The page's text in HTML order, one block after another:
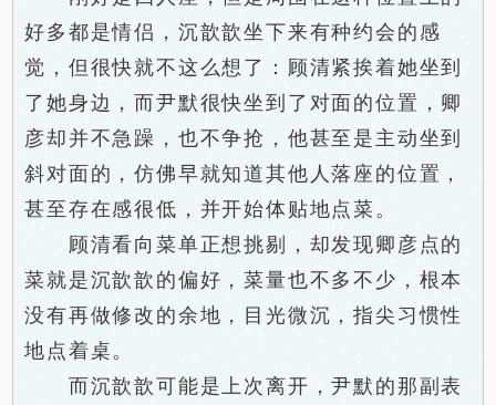
好多都是情侣，沉歆歆坐下来有种约会的感
觉，但很快就不这么想了：顾清紧挨着她坐到
了她身边，而尹默很快坐到了对面的位置，卿
彦却并不急躁，也不争抢，他甚至是主动坐到
斜对面的，仿佛早就知道其他人落座的位置，
甚至存在感很低，并开始体贴地点菜。
顾清看向菜单正想挑剔，却发现卿彦点的
菜就是沉歆歆的偏好，菜量也不多不少，根本
没有再做修改的余地，目光微沉，指尖习惯性
地点着桌。
而沉歆歆可能是上次离开，尹默的那副表